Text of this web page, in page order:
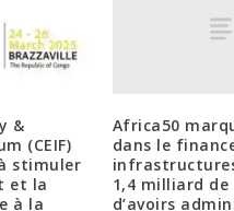
&
(CEIF)
stimuler
et la
à la
Africa50
dans le
1,4 milliard
d’avoirs